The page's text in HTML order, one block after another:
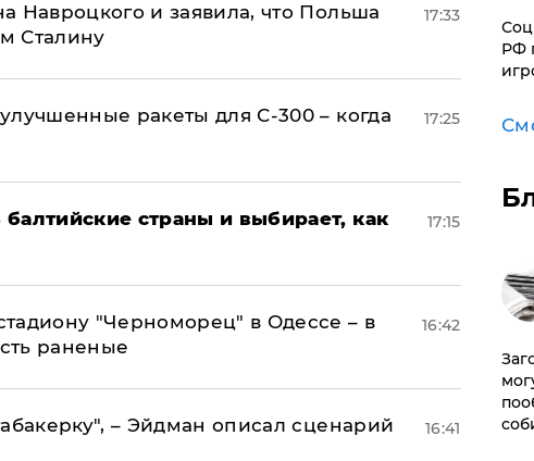
Навроцкого и заявила, что Польша
Сталину
17:33
ракеты для С-300 – когда
17:25
балтийские страны и выбирает, как
17:15
"Черноморец" в Одессе – в
раненые
16:42
– Эйдман описал сценарий
16:41
РФ